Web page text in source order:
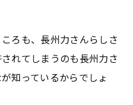
ろも、長州力さんらしさ
れてしまうのも長州力さ
知っているからでしょ